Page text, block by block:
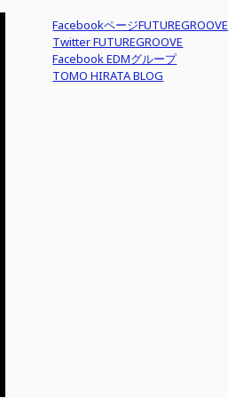
FacebookページFUTUREGROOVE
Twitter FUTUREGROOVE
Facebook EDMグループ
TOMO HIRATA BLOG